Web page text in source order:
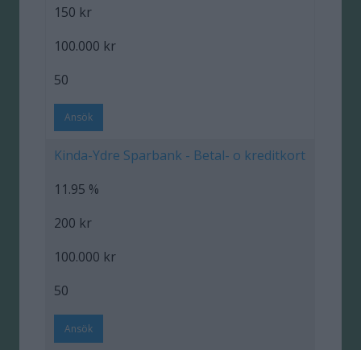
150 kr
100.000 kr
50
Ansök
Kinda-Ydre Sparbank - Betal- o kreditkort
11.95 %
200 kr
100.000 kr
50
Ansök